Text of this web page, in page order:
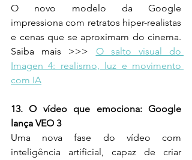
O novo modelo da Google
impressiona com retratos hiper-realistas
e cenas que se aproximam do cinema.
Saiba mais >>> O salto visual do
Imagen 4: realismo, luz e movimento
com IA
13. O vídeo que emociona: Google
lança VEO 3
Uma nova fase do vídeo com
inteligência artificial, capaz de criar